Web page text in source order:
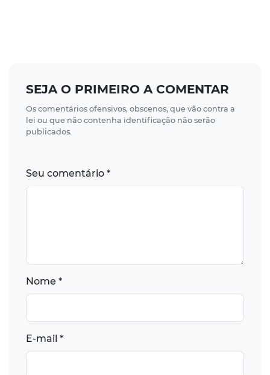
SEJA O PRIMEIRO A COMENTAR
Os comentários ofensivos, obscenos, que vão contra a
lei ou que não contenha identificação não serão
publicados.
Seu comentário *
Nome *
E-mail *